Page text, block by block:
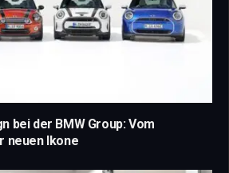
bei der BMW Group: Vom
neuen Ikone